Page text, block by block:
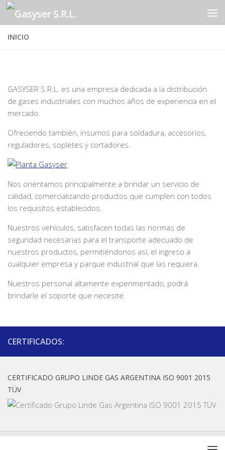
Saltar al contenido
INICIO
GASYSER S.R.L. es una empresa dedicada a la distribución
de gases industriales con muchos años de experiencia en el
mercado.
Ofreciendo también, insumos para soldadura, accesorios,
reguladores, sopletes y cortadores.
Nos orientamos principalmente a brindar un servicio de
calidad, comercializando productos que cumplen con todos
los requisitos establecidos.
Nuestros vehículos, satisfacen todas las normas de
seguridad necesarias para el transporte adecuado de
nuestros productos, permitiéndonos así, el ingreso a
cualquier empresa y parque industrial que las requiera.
Nuestros personal altamente experimentado, podrá
brindarle el soporte que necesite.
CERTIFICADOS:
CERTIFICADO GRUPO LINDE GAS ARGENTINA ISO 9001 2015
TÜV